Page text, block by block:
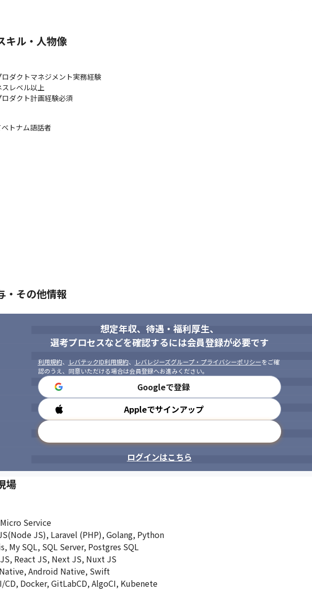
シエイトなど職種を越えてフォローし合える環境です。
で事業を飛躍させるために様々な事に思考し取り組んでいただきます。
キル・人物像
ロダクトマネジメント実務経験
スレベル以上
ロダクト計画経験必須
ベトナム語話者
・その他情報
想定年収、待遇・福利厚生、
選考プロセスなどを確認するには会員登録が必要です
利用規約、 レバテックID利用規約、 レバレジーズグループ・プライバシーポリシーをご確
認のうえ、同意いただける場合は会員登録へお進みください。
Googleで登録
Appleでサインアップ
ログインはこちら
場
Service
JS), Laravel (PHP), Golang, Python
My SQL, SQL Server, Postgres SQL
React JS, Next JS, Nuxt JS
Android Native, Swift
CD, Docker, GitLabCD, AlgoCI, Kubenete